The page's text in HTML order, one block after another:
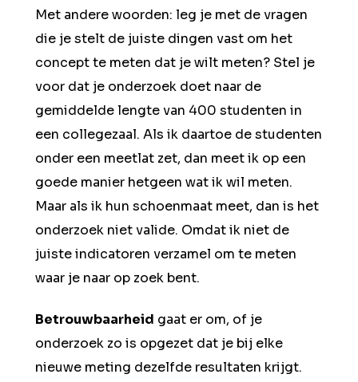
Met andere woorden: leg je met de vragen
die je stelt de juiste dingen vast om het
concept te meten dat je wilt meten? Stel je
voor dat je onderzoek doet naar de
gemiddelde lengte van 400 studenten in
een collegezaal. Als ik daartoe de studenten
onder een meetlat zet, dan meet ik op een
goede manier hetgeen wat ik wil meten.
Maar als ik hun schoenmaat meet, dan is het
onderzoek niet valide. Omdat ik niet de
juiste indicatoren verzamel om te meten
waar je naar op zoek bent.
Betrouwbaarheid gaat er om, of je
onderzoek zo is opgezet dat je bij elke
nieuwe meting dezelfde resultaten krijgt.